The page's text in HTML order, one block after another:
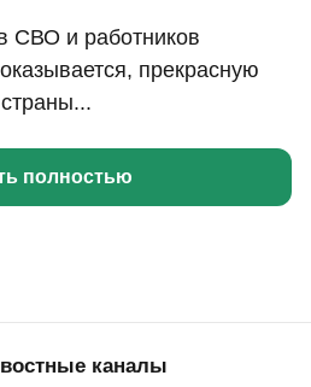
СВО и работников
прекрасную
полностью
каналы